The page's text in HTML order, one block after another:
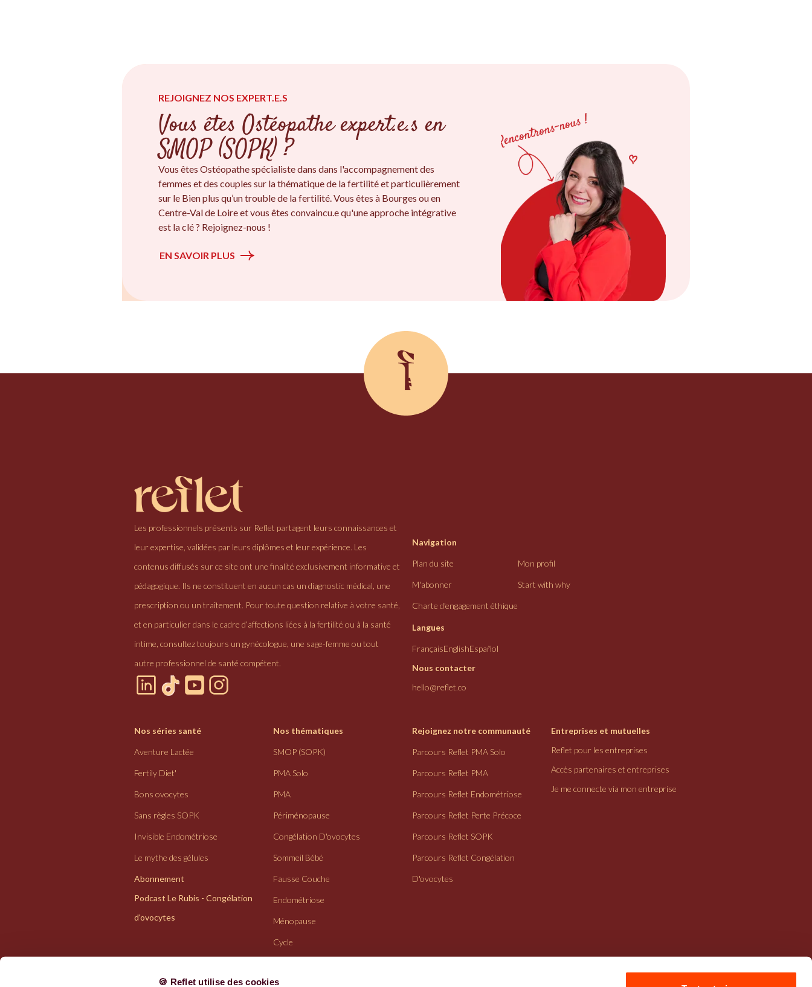
🍪 Reflet utilise des cookies
REJOIGNEZ NOS EXPERT.E.S
Vous êtes Ostéopathe expert.e.s en
SMOP (SOPK) ?
Vous êtes Ostéopathe spécialiste dans dans l'accompagnement des
femmes et des couples sur la thématique de la fertilité et particulièrement
sur le Bien plus qu’un trouble de la fertilité. Vous êtes à Bourges ou en
Centre-Val de Loire et vous êtes convaincu.e qu'une approche intégrative
est la clé ? Rejoignez-nous !
EN SAVOIR PLUS
Les professionnels présents sur Reflet partagent leurs connaissances et
leur expertise, validées par leurs diplômes et leur expérience. Les
contenus diffusés sur ce site ont une finalité exclusivement informative et
pédagogique. Ils ne constituent en aucun cas un diagnostic médical, une
prescription ou un traitement. Pour toute question relative à votre santé,
et en particulier dans le cadre d’affections liées à la fertilité ou à la santé
intime, consultez toujours un gynécologue, une sage-femme ou tout
autre professionnel de santé compétent.
Navigation
Plan du site Mon profil
M'abonner Start with why
Charte d'engagement éthique
Langues
FrançaisEnglishEspañol
Nous contacter
hello@reflet.co
Nos séries santé
Aventure Lactée
Fertily Diet'
Bons ovocytes
Sans règles SOPK
Invisible Endométriose
Le mythe des gélules
Abonnement
Podcast Le Rubis - Congélation
d'ovocytes
Nos thématiques
SMOP (SOPK)
PMA Solo
PMA
Périménopause
Congélation D'ovocytes
Sommeil Bébé
Fausse Couche
Endométriose
Ménopause
Cycle
Rejoignez notre communauté
Parcours Reflet PMA Solo
Parcours Reflet PMA
Parcours Reflet Endométriose
Parcours Reflet Perte Précoce
Parcours Reflet SOPK
Parcours Reflet Congélation
D'ovocytes
Entreprises et mutuelles
Reflet pour les entreprises
Accès partenaires et entreprises
Je me connecte via mon entreprise